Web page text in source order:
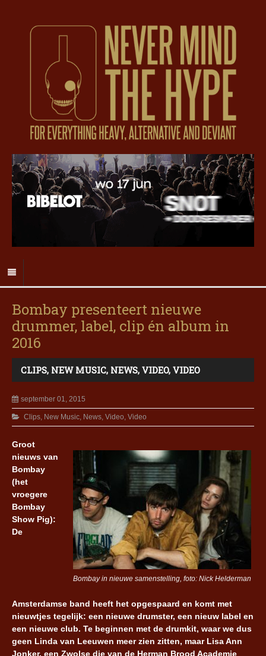
Bombay presenteert nieuwe
drummer, label, clip én album in
2016
CLIPS, NEW MUSIC, NEWS, VIDEO, VIDEO
september 01, 2015
Clips, New Music, News, Video, Video
Bombay in nieuwe samenstelling, foto: Nick Helderman
Groot
nieuws van
Bombay
(het
vroegere
Bombay
Show Pig):
De
Amsterdamse band heeft het opgespaard en komt met
nieuwtjes tegelijk: een nieuwe drumster, een nieuw label en
een nieuwe club. Te beginnen met de drumkit, waar we dus
geen Linda van Leeuwen meer zien zitten, maar Lisa Ann
Jonker, een Zwolse die van de Herman Brood Academie